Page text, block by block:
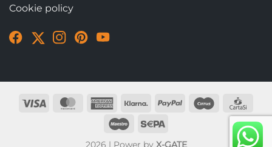
Cookie policy
Visit
page
Visit
account
Visit
account
Visit
accountaccount
2026 | Power by X-GATE